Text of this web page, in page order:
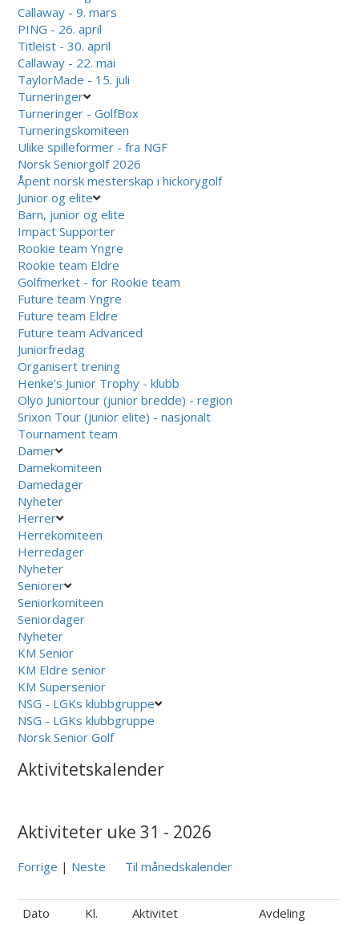
Callaway - 9. mars
PING - 26. april
Titleist - 30. april
Callaway - 22. mai
TaylorMade - 15. juli
Turneringer
Turneringer - GolfBox
Turneringskomiteen
Ulike spilleformer - fra NGF
Norsk Seniorgolf 2026
Åpent norsk mesterskap i hickorygolf
Junior og elite
Barn, junior og elite
Impact Supporter
Rookie team Yngre
Rookie team Eldre
Golfmerket - for Rookie team
Future team Yngre
Future team Eldre
Future team Advanced
Juniorfredag
Organisert trening
Henke's Junior Trophy - klubb
Olyo Juniortour (junior bredde) - region
Srixon Tour (junior elite) - nasjonalt
Tournament team
Damer
Damekomiteen
Damedager
Nyheter
Herrer
Herrekomiteen
Herredager
Nyheter
Seniorer
Seniorkomiteen
Seniordager
Nyheter
KM Senior
KM Eldre senior
KM Supersenior
NSG - LGKs klubbgruppe
NSG - LGKs klubbgruppe
Norsk Senior Golf
Aktivitetskalender
Aktiviteter uke 31 - 2026
Forrige | Neste Til månedskalender
Dato Kl. Aktivitet
Avdeling